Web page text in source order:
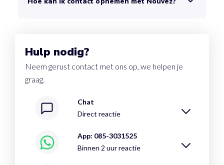
Hulp nodig?
Neem gerust contact met ons op, we helpen je
graag.
Chat
Direct reactie
App: 085-3031525
Binnen 2 uur reactie